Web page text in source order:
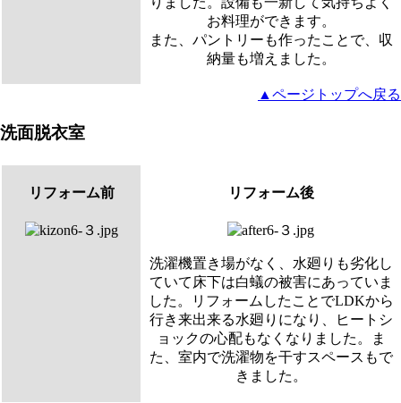
お料理ができます。
また、パントリーも作ったことで、収
納量も増えました。
▲ページトップへ戻る
洗面脱衣室
リフォーム前 リフォーム後
洗濯機置き場がなく、水廻りも劣化し
ていて床下は白蟻の被害にあっていま
した。リフォームしたことでLDKから
行き来出来る水廻りになり、ヒートシ
ョックの心配もなくなりました。ま
た、室内で洗濯物を干すスペースもで
きました。